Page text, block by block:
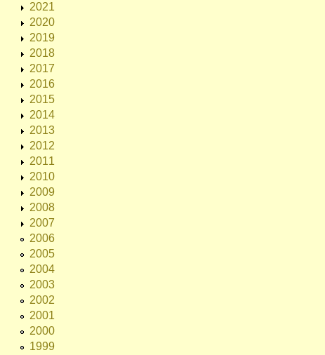
2021
2020
2019
2018
2017
2016
2015
2014
2013
2012
2011
2010
2009
2008
2007
2006
2005
2004
2003
2002
2001
2000
1999